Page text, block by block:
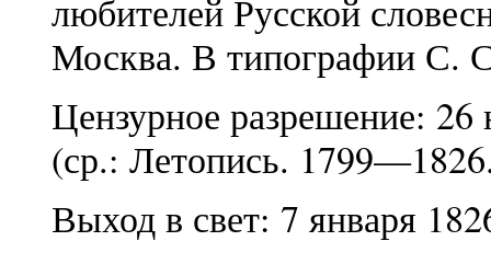
любителей Русской
Москва. В типографии С.
Цензурное разрешение:
(ср.: Летопись.
Выход в свет: 7 января